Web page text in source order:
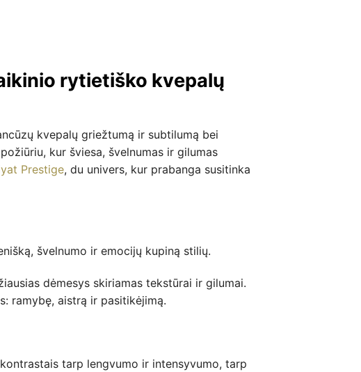
rytietiško kvepalų
kvepalų griežtumą ir subtilumą bei
kur šviesa, švelnumas ir gilumas
Prestige, du univers, kur prabanga susitinka
švelnumo ir emocijų kupiną stilių.
dėmesys skiriamas tekstūrai ir gilumai.
ramybę, aistrą ir pasitikėjimą.
tarp lengvumo ir intensyvumo, tarp